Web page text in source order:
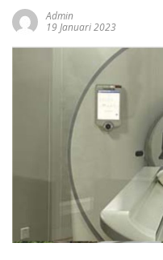
Admin
19 Januari 2023